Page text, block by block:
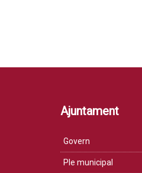
Ajuntament
Govern
Ple municipal